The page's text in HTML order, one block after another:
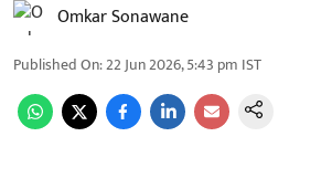
Omkar Sonawane
Published On:22 Jun 2026, 5:43 pm IST